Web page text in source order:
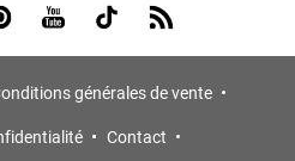
us on Pinterest
Visit us on Youtube
Visit us on Tiktok
Visit us on Rss
générales de vente
Contact